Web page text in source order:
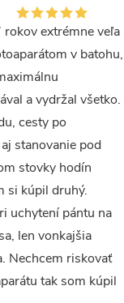
extrémne veľa
v batohu,
a vydržal všetko.
cesty po
stanovanie pod
stovky hodín
si kúpil druhý.
uchytení pántu na
len vonkajšia
Nechcem riskovať
tak som kúpil